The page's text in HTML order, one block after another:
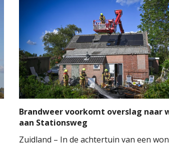
Brandweer voorkomt overslag naar
aan Stationsweg
Zuidland – In de achtertuin van een